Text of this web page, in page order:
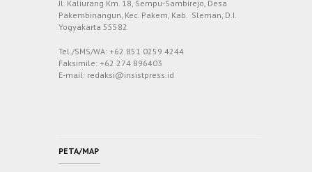
Jl. Kaliurang Km. 18, Sempu-Sambirejo, Desa
Pakembinangun, Kec. Pakem, Kab. Sleman, D.I.
Yogyakarta 55582
Tel./SMS/WA: +62 851 0259 4244
Faksimile: +62 274 896403
E-mail: redaksi@insistpress.id
PETA/MAP